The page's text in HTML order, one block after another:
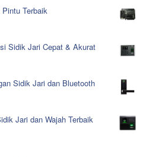
Terbaik
Sidik Jari Cepat & Akurat
Sidik Jari dan Bluetooth
Jari dan Wajah Terbaik